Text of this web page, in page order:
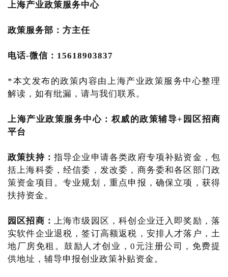
上海产业政策服务中心
政策服务部 ：方主任
电话-微信：15618903837
*本文发布的政策内容由上海产业政策服务中心整理
解读，如有纰漏，请与我们联系。
上海产业政策服务中心 ：权威的政策辅导+园区招商
平台
政策扶持： 指导企业申请各类政府专项补贴资金，包
括上海科委，经信委，发改委，商务委和各区部门政
策资金项目。专业规划，重点申报，确保立项，获得
扶持资金。
园区招商： 上海市级园区，科创企业迁入即奖励，落
实软件企业退税，签订高额返税，安排人才落户，土
地厂房免租。鼓励人才创业，0元注册公司，免费提
供地址，辅导申报创业政策补贴资金。